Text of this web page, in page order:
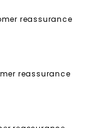
reassurance
reassurance